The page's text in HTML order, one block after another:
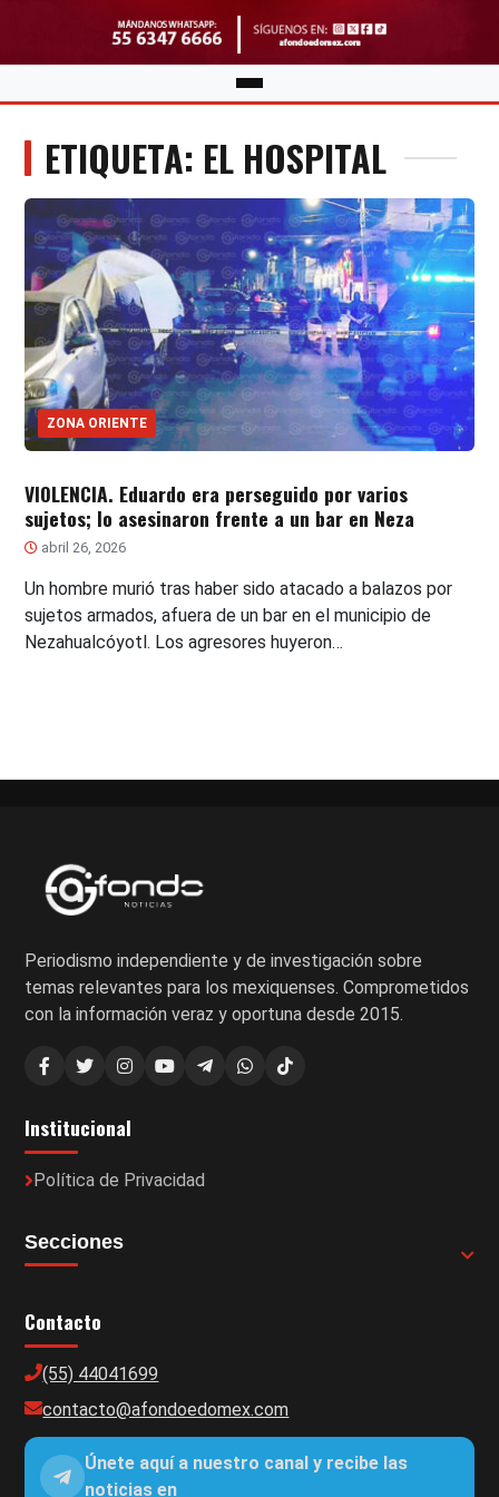
ETIQUETA: EL HOSPITAL
ZONA ORIENTE
VIOLENCIA. Eduardo era perseguido por varios
sujetos; lo asesinaron frente a un bar en Neza
abril 26, 2026
Un hombre murió tras haber sido atacado a balazos por
sujetos armados, afuera de un bar en el municipio de
Nezahualcóyotl. Los agresores huyeron…
Periodismo independiente y de investigación sobre
temas relevantes para los mexiquenses. Comprometidos
con la información veraz y oportuna desde 2015.
Institucional
Política de Privacidad
Secciones
Contacto
(55) 44041699
contacto@afondoedomex.com
Únete aquí a nuestro canal y recibe las
noticias en